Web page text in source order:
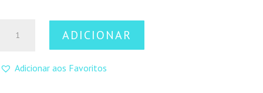
sou,
ADICIONAR
Adicionar aos Favoritos